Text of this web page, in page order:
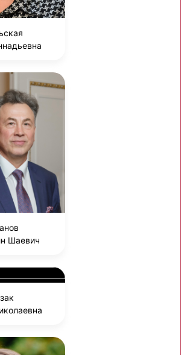
Шаевич